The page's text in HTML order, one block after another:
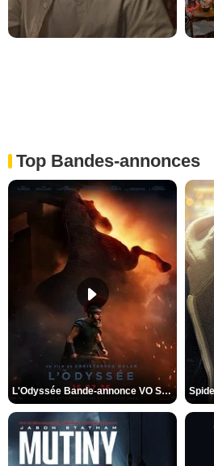
Top Bandes-annonces
L'Odyssée Bande-annonce VO STFR